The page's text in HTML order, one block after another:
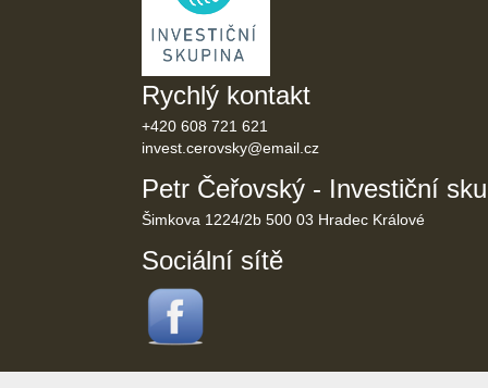
Rychlý kontakt
+420 608 721 621
invest.cerovsky@email.cz
Petr Čeřovský - Investiční
Šimkova 1224/2b 500 03 Hradec Králové
Sociální sítě